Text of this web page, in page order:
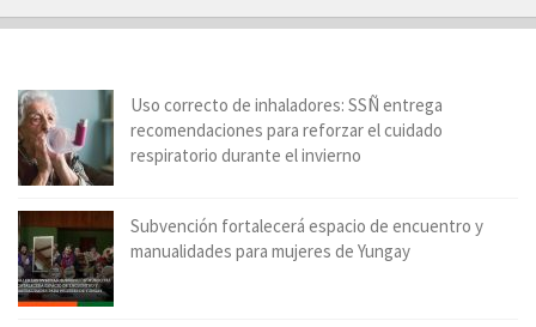
Uso correcto de inhaladores: SSÑ entrega
recomendaciones para reforzar el cuidado
respiratorio durante el invierno
Subvención fortalecerá espacio de encuentro y
manualidades para mujeres de Yungay